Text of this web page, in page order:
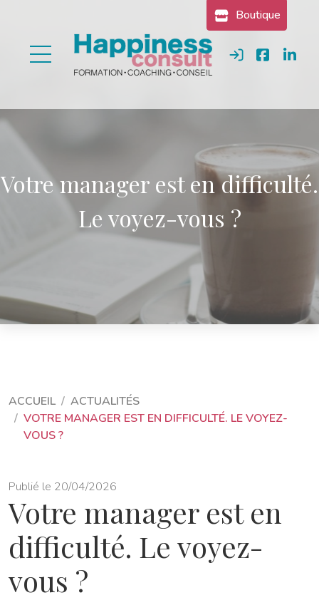
Boutique
Se connecter
Votre manager est en difficulté.
Le voyez-vous ?
ACCUEIL
ACTUALITÉS
VOTRE MANAGER EST EN DIFFICULTÉ. LE VOYEZ-
VOUS ?
Publié le 20/04/2026
Votre manager est en
difficulté. Le voyez-
vous ?